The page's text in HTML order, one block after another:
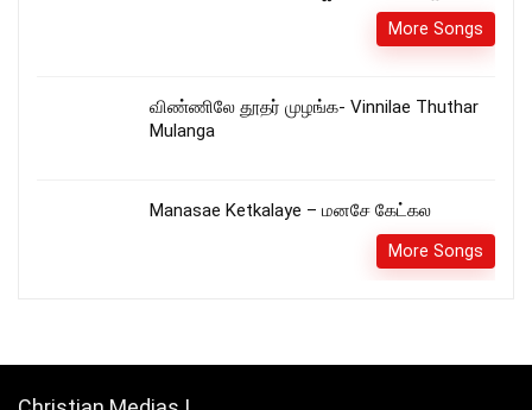
More Songs
விண்ணிலே தூதர் முழங்க- Vinnilae Thuthar
Mulanga
Manasae Ketkalaye – மனசே கேட்கல
More Songs